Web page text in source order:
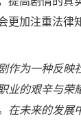
更加注重法律
作为一种反映
业的艰辛与荣
在未来的发展